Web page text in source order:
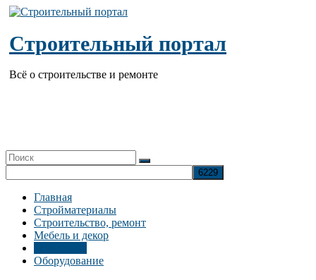
Перейти
содержимому
Строительный портал
Всё о строительстве и ремонте
Главная
Стройматериалы
Строительство, ремонт
Мебель и декор
Оборудование